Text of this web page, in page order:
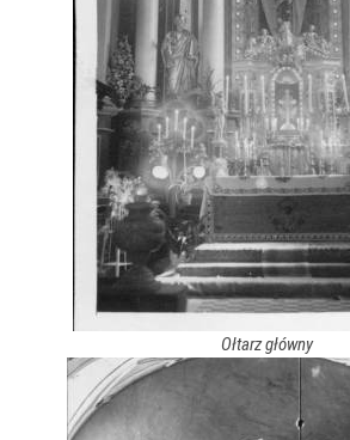
Ołtarz główny